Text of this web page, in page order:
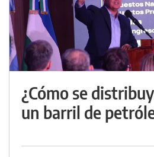
¿Cómo se
un barril de